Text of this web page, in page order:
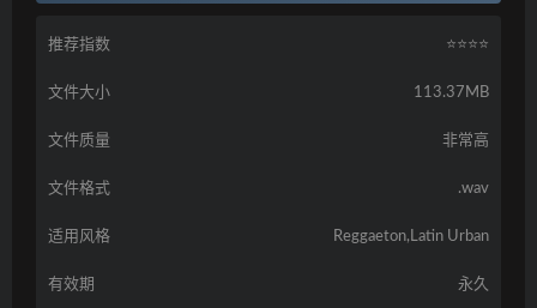
推荐指数 ⭐️⭐️⭐️⭐️
文件大小 113.37MB
文件质量 非常高
文件格式 .wav
适用风格 Reggaeton,Latin Urban
有效期 永久